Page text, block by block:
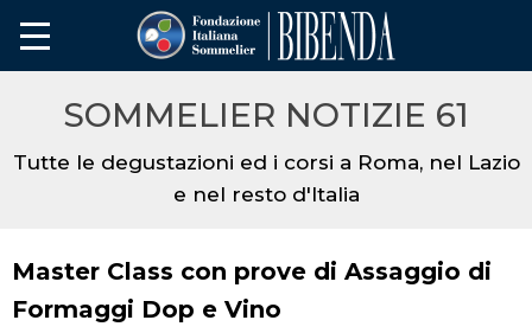
SOMMELIER NOTIZIE 61
Tutte le degustazioni ed i corsi a Roma, nel Lazio
e nel resto d'Italia
Master Class con prove di Assaggio di
Formaggi Dop e Vino